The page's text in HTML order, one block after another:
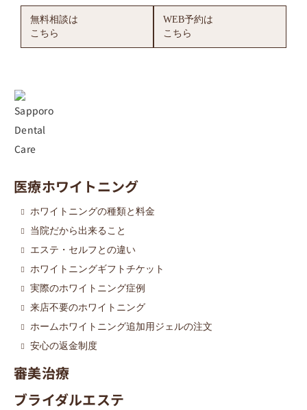
無料相談は
こちら
WEB予約は
こちら
医療ホワイトニング
ホワイトニングの種類と料金
当院だから出来ること
エステ・セルフとの違い
ホワイトニングギフトチケット
実際のホワイトニング症例
来店不要のホワイトニング
ホームホワイトニング追加用ジェルの注文
安心の返金制度
審美治療
ブライダルエステ